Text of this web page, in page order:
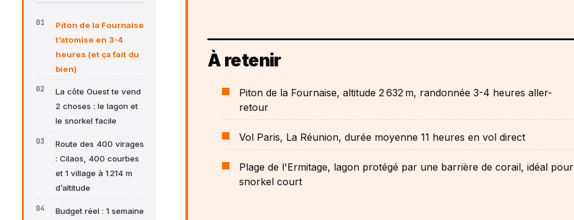
Piton de la Fournaise
t’atomise en 3-4
heures (et ça fait du
bien)
La côte Ouest te vend
2 choses : le lagon et
le snorkel facile
Route des 400 virages
: Cilaos, 400 courbes
et 1 village à 1 214 m
d’altitude
Budget réel : 1 semaine
À retenir
Piton de la Fournaise, altitude 2 632 m, randonnée 3-4 heures aller-
retour
Vol Paris, La Réunion, durée moyenne 11 heures en vol direct
Plage de l'Ermitage, lagon protégé par une barrière de corail, idéal pour
snorkel court